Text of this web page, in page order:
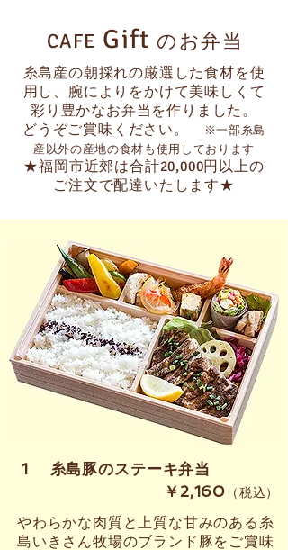
CAFE Giftのお弁当
糸島産の朝採れの厳選した食材を使
用し、腕によりをかけて美味しくて
彩り豊かなお弁当を作りました。
どうぞご賞味ください。
※一部糸島
産以外の産地の食材も使用しております
★福岡市近郊は合計20,000円以上の
ご注文で配達いたします★
​￥2,160 （税込）
​1 糸島豚のステーキ弁当
やわらかな肉質と上質な甘みのある糸
島いきさん牧場のブランド豚をご賞味